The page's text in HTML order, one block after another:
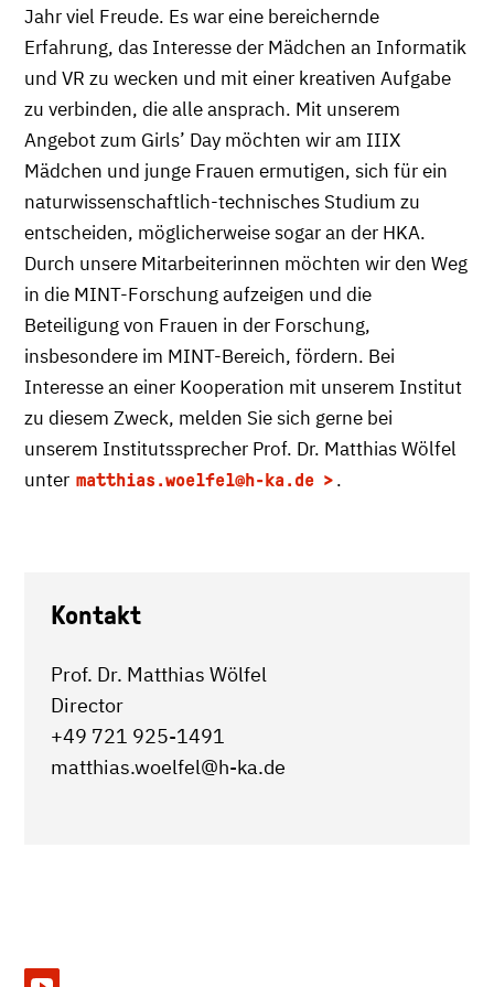
Jahr viel Freude. Es war eine bereichernde
Erfahrung, das Interesse der Mädchen an Informatik
und VR zu wecken und mit einer kreativen Aufgabe
zu verbinden, die alle ansprach. Mit unserem
Angebot zum Girls’ Day möchten wir am IIIX
Mädchen und junge Frauen ermutigen, sich für ein
naturwissenschaftlich-technisches Studium zu
entscheiden, möglicherweise sogar an der HKA.
Durch unsere Mitarbeiterinnen möchten wir den Weg
in die MINT-Forschung aufzeigen und die
Beteiligung von Frauen in der Forschung,
insbesondere im MINT-Bereich, fördern. Bei
Interesse an einer Kooperation mit unserem Institut
zu diesem Zweck, melden Sie sich gerne bei
unserem Institutssprecher Prof. Dr. Matthias Wölfel
unter matthias.woelfel@h-ka.de .
Kontakt
Prof. Dr. Matthias Wölfel
Director
+49 721 925-1491
matthias.woelfel@h-ka.de